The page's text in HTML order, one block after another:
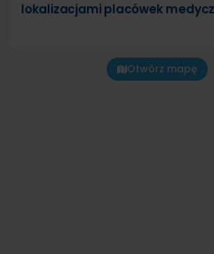
lokalizacjami placówek
Otwórz mapę